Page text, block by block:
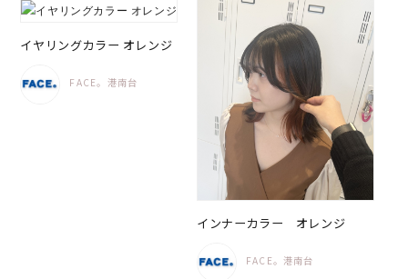
イヤリングカラー オレンジ
FACE。港南台
インナーカラー オレンジ
FACE。港南台